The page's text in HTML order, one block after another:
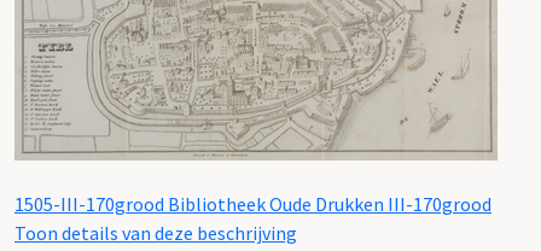
1505-III-170grood Bibliotheek Oude Drukken III-170grood
Toon details van deze beschrijving